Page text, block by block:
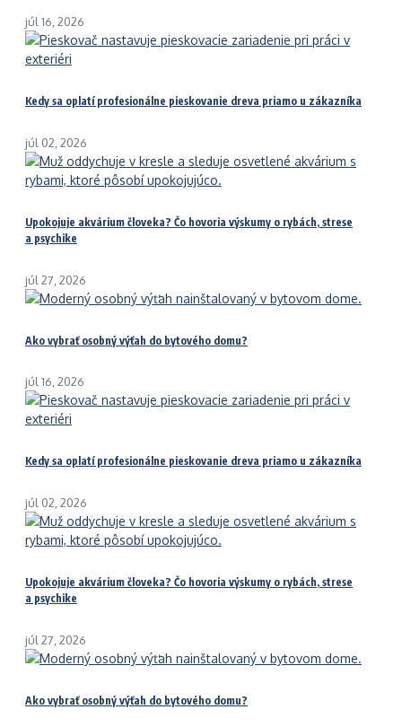
júl 16, 2026
Kedy sa oplatí profesionálne pieskovanie dreva priamo u zákazníka
júl 02, 2026
Upokojuje akvárium človeka? Čo hovoria výskumy o rybách, strese
a psychike
júl 27, 2026
Ako vybrať osobný výťah do bytového domu?
júl 16, 2026
Kedy sa oplatí profesionálne pieskovanie dreva priamo u zákazníka
júl 02, 2026
Upokojuje akvárium človeka? Čo hovoria výskumy o rybách, strese
a psychike
júl 27, 2026
Ako vybrať osobný výťah do bytového domu?